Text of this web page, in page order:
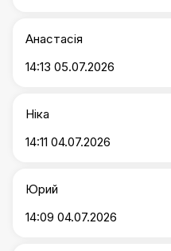
Анастасія
14:13 05.07.2026
Ніка
14:11 04.07.2026
Юрий
14:09 04.07.2026